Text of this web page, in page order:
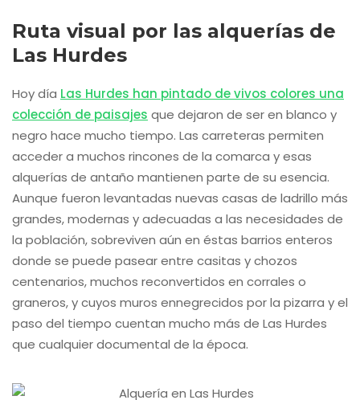
Ruta visual por las alquerías de
Las Hurdes
Hoy día Las Hurdes han pintado de vivos colores una
colección de paisajes que dejaron de ser en blanco y
negro hace mucho tiempo. Las carreteras permiten
acceder a muchos rincones de la comarca y esas
alquerías de antaño mantienen parte de su esencia.
Aunque fueron levantadas nuevas casas de ladrillo más
grandes, modernas y adecuadas a las necesidades de
la población, sobreviven aún en éstas barrios enteros
donde se puede pasear entre casitas y chozos
centenarios, muchos reconvertidos en corrales o
graneros, y cuyos muros ennegrecidos por la pizarra y el
paso del tiempo cuentan mucho más de Las Hurdes
que cualquier documental de la época.